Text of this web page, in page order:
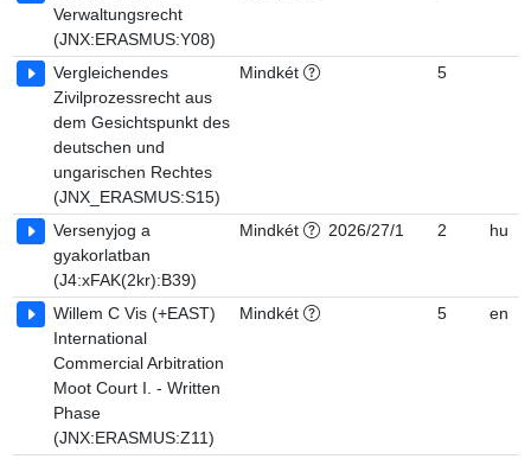
Verwaltungsrecht
(JNX:ERASMUS:Y08)
Vergleichendes
Zivilprozessrecht aus
dem Gesichtspunkt des
deutschen und
ungarischen Rechtes
(JNX_ERASMUS:S15)
Mindkét 5
Versenyjog a
gyakorlatban
(J4:xFAK(2kr):B39)
Mindkét 2026/27/1 2 hu
Willem C Vis (+EAST)
International
Commercial Arbitration
Moot Court I. - Written
Phase
(JNX:ERASMUS:Z11)
Mindkét 5 en